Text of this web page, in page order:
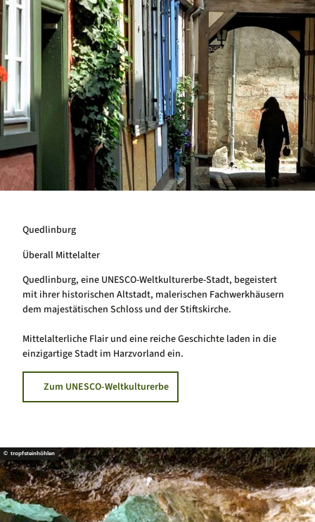
Quedlinburg
Überall Mittelalter
Quedlinburg, eine UNESCO-Weltkulturerbe-Stadt, begeistert
mit ihrer historischen Altstadt, malerischen Fachwerkhäusern
dem majestätischen Schloss und der Stiftskirche.
Mittelalterliche Flair und eine reiche Geschichte laden in die
einzigartige Stadt im Harzvorland ein.
Zum UNESCO-Weltkulturerbe
© tropfsteinhöhlen